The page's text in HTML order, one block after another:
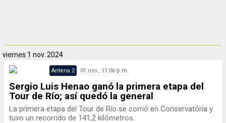
viernes 1 nov. 2024
Antena 2 01 nov., 11:06 p.m.
Sergio Luis Henao ganó la primera etapa del
Tour de Río; así quedó la general
La primera etapa del Tour de Río se corrió en Conservatória y
tuvo un recorrido de 141,2 kilómetros.